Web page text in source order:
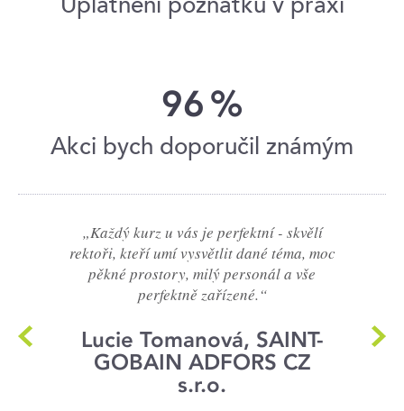
96%
Akci bych doporučil známým
„Každý kurz u vás je perfektní - skvělí
rektoři, kteří umí vysvětlit dané téma, moc
pěkné prostory, milý personál a vše
perfektně zařízené.“
Lucie Tomanová, SAINT-
GOBAIN ADFORS CZ
s.r.o.